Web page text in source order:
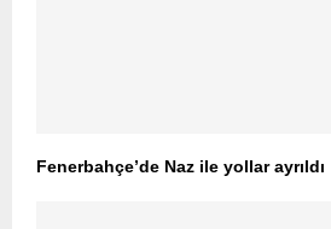
Fenerbahçe’de Naz ile yollar ayrıldı